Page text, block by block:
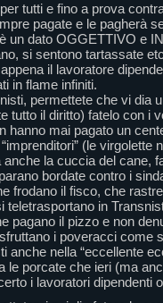
tutti e fino a prova
pagate e le pagherà
un dato OGGETTIVO e
si sentono tartassate
il lavoratore
in flame infiniti.
permettete che vi dia
tutto il diritto) fatelo con i
hanno mai pagato un
(le virgolette
anche la cuccia del cane,
bordate contro i
frodano il fisco, che
teletrasportano in
pagano il pizzo e non
i poveracci come
anche nella “eccellente
le porcate che ieri (ma
i lavoratori dipendenti